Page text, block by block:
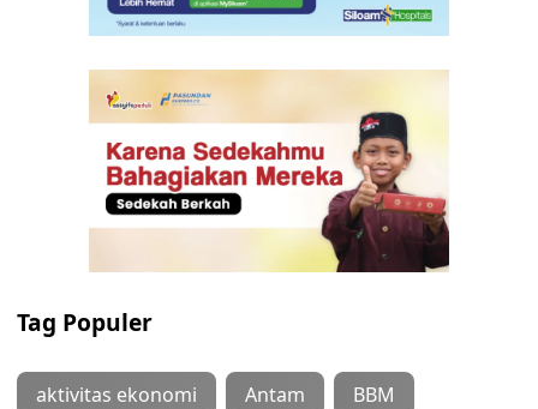
Tag Populer
aktivitas ekonomi Antam BBM